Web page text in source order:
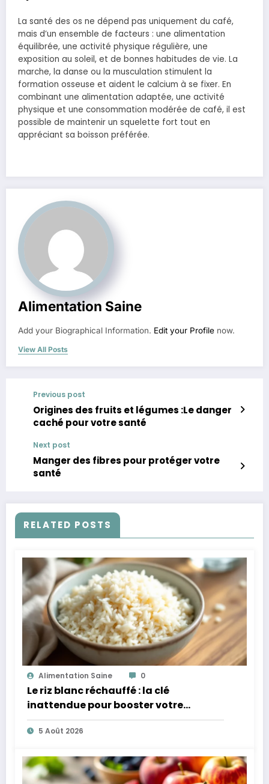
La santé des os ne dépend pas uniquement du café,
mais d’un ensemble de facteurs : une alimentation
équilibrée, une activité physique régulière, une
exposition au soleil, et de bonnes habitudes de vie. La
marche, la danse ou la musculation stimulent la
formation osseuse et aident le calcium à se fixer. En
combinant une alimentation adaptée, une activité
physique et une consommation modérée de café, il est
possible de maintenir un squelette fort tout en
appréciant sa boisson préférée.
Alimentation Saine
Add your Biographical Information. Edit your Profile now.
View All Posts
Previous post
Origines des fruits et légumes :Le danger
caché pour votre santé
Next post
Manger des fibres pour protéger votre
santé
RELATED POSTS
Alimentation Saine 0
Le riz blanc réchauffé : la clé
inattendue pour booster votre
microbiote
5 Août 2026